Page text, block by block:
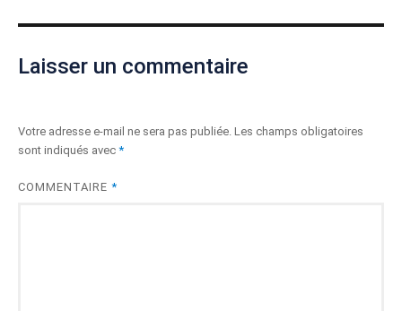
Laisser un commentaire
Votre adresse e-mail ne sera pas publiée. Les champs obligatoires
sont indiqués avec *
COMMENTAIRE *